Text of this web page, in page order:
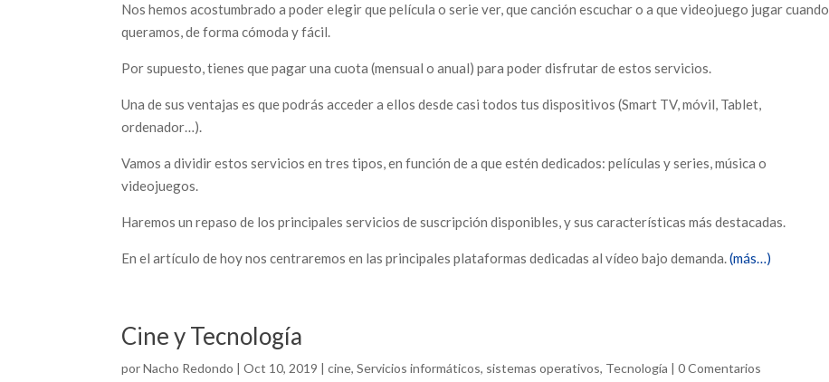
Nos hemos acostumbrado a poder elegir que película o serie ver, que canción escuchar o a que videojuego jugar cuando
queramos, de forma cómoda y fácil.
Por supuesto, tienes que pagar una cuota (mensual o anual) para poder disfrutar de estos servicios.
Una de sus ventajas es que podrás acceder a ellos desde casi todos tus dispositivos (Smart TV, móvil, Tablet,
ordenador…).
Vamos a dividir estos servicios en tres tipos, en función de a que estén dedicados: películas y series, música o
videojuegos.
Haremos un repaso de los principales servicios de suscripción disponibles, y sus características más destacadas.
En el artículo de hoy nos centraremos en las principales plataformas dedicadas al vídeo bajo demanda.(más…)
Cine y Tecnología
porNacho Redondo |Oct 10, 2019 |cine,Servicios informáticos, sistemas operativos, Tecnología |0 Comentarios